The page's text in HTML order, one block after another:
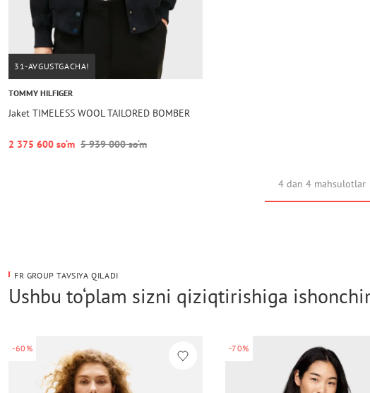
31-AVGUSTGACHA!
TOMMY HILFIGER
Jaket TIMELESS WOOL TAILORED BOMBER
2 375 600 so‘m 5 939 000 so‘m
4 dan 4 mahsulotlar
FR GROUP TAVSIYA QILADI
Ushbu to‘plam sizni qiziqtirishiga
-60% -70%